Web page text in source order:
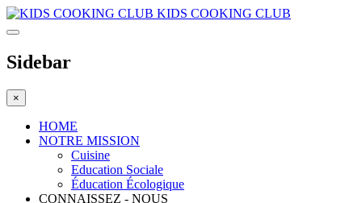
KIDS COOKING CLUB
Sidebar
×
HOME
NOTRE MISSION
Cuisine
Education Sociale
Éducation Écologique
CONNAISSEZ - NOUS